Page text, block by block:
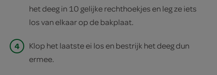
het deeg in 10 gelijke rechthoekjes en leg ze iets
los van elkaar op de bakplaat.
4
Klop het laatste ei los en bestrijk het deeg dun
ermee.